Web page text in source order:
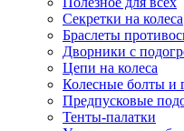
Секретки на колеса
Браслеты
Дворники с
Цепи на колеса
Колесные болты и
Предпусковые
Тенты-палатки